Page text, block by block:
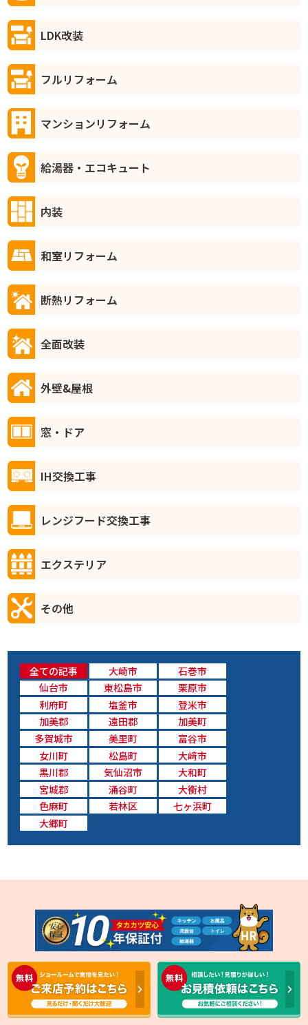
LDK改装
フルリフォーム
マンションリフォーム
給湯器・エコキュート
内装
和室リフォーム
断熱リフォーム
全面改装
外壁&屋根
窓・ドア
IH交換工事
レンジフード交換工事
エクステリア
その他
全ての記事 大崎市
石巻市
仙台市
東松島市
栗原市
利府町
塩釜市
登米市
加美郡
遠田郡
加美町
多賀城市
美里町
富谷市
女川町
松島町
大﨑市
黒川郡
気仙沼市
大和町
宮城郡
涌谷町
大衡村
色麻町
若林区
七ヶ浜町
大郷町